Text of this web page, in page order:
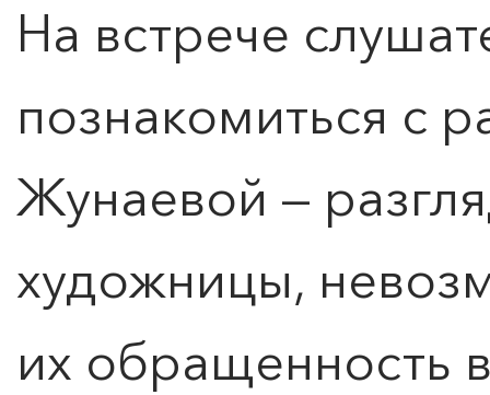
На встрече
познакомиться с
Жунаевой —
художницы,
их обращенность